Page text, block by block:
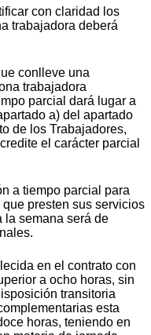
con claridad los
trabajadora deberá
conlleve una
trabajadora
parcial dará lugar a
a) del apartado
de los Trabajadores,
el carácter parcial
a tiempo parcial para
presten sus servicios
la semana será de
en el contrato con
a ocho horas, sin
transitoria
esta
horas, teniendo en